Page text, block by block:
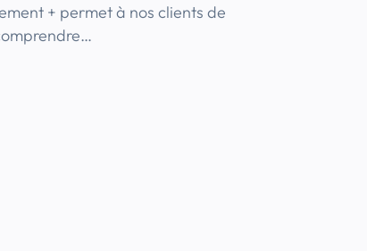
+ permet à nos clients de